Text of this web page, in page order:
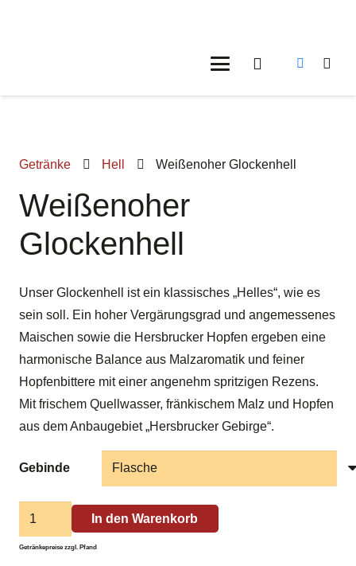
Getränke Hell Weißenoher Glockenhell
Weißenoher
Glockenhell
Unser Glockenhell ist ein klassisches „Helles“, wie es
sein soll. Ein hoher Vergärungsgrad und angemessenes
Maischen sowie die Hersbrucker Hopfen ergeben eine
harmonische Balance aus Malzaromatik und feiner
Hopfenbittere mit einer angenehm spritzigen Rezens.
Mit frischem Quellwasser, fränkischem Malz und Hopfen
aus dem Anbaugebiet „Hersbrucker Gebirge“.
Gebinde
Weißenoher
Glockenhell
In den Warenkorb
Getränkepreise zzgl. Pfand